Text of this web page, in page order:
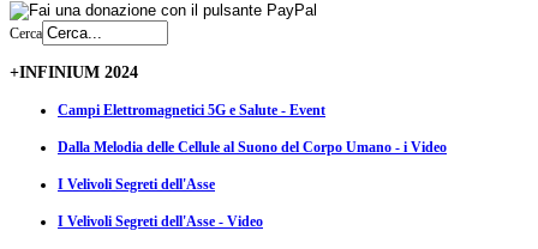
Cerca
+INFINIUM 2024
Campi Elettromagnetici 5G e Salute - Event
Dalla Melodia delle Cellule al Suono del Corpo Umano - i Video
I Velivoli Segreti dell'Asse
I Velivoli Segreti dell'Asse - Video